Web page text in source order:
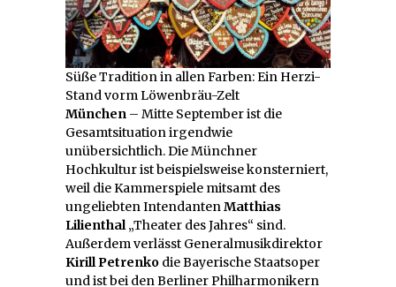
Süße Tradition in allen Farben: Ein Herzi-
Stand vorm Löwenbräu-Zelt
München – Mitte September ist die
Gesamtsituation irgendwie
unübersichtlich. Die Münchner
Hochkultur ist beispielsweise konsterniert,
weil die Kammerspiele mitsamt des
ungeliebten IntendantenMatthias
Lilienthal„Theater des Jahres“ sind.
Außerdem verlässt Generalmusikdirektor
Kirill Petrenko die Bayerische Staatsoper
und ist bei den Berliner Philharmonikern